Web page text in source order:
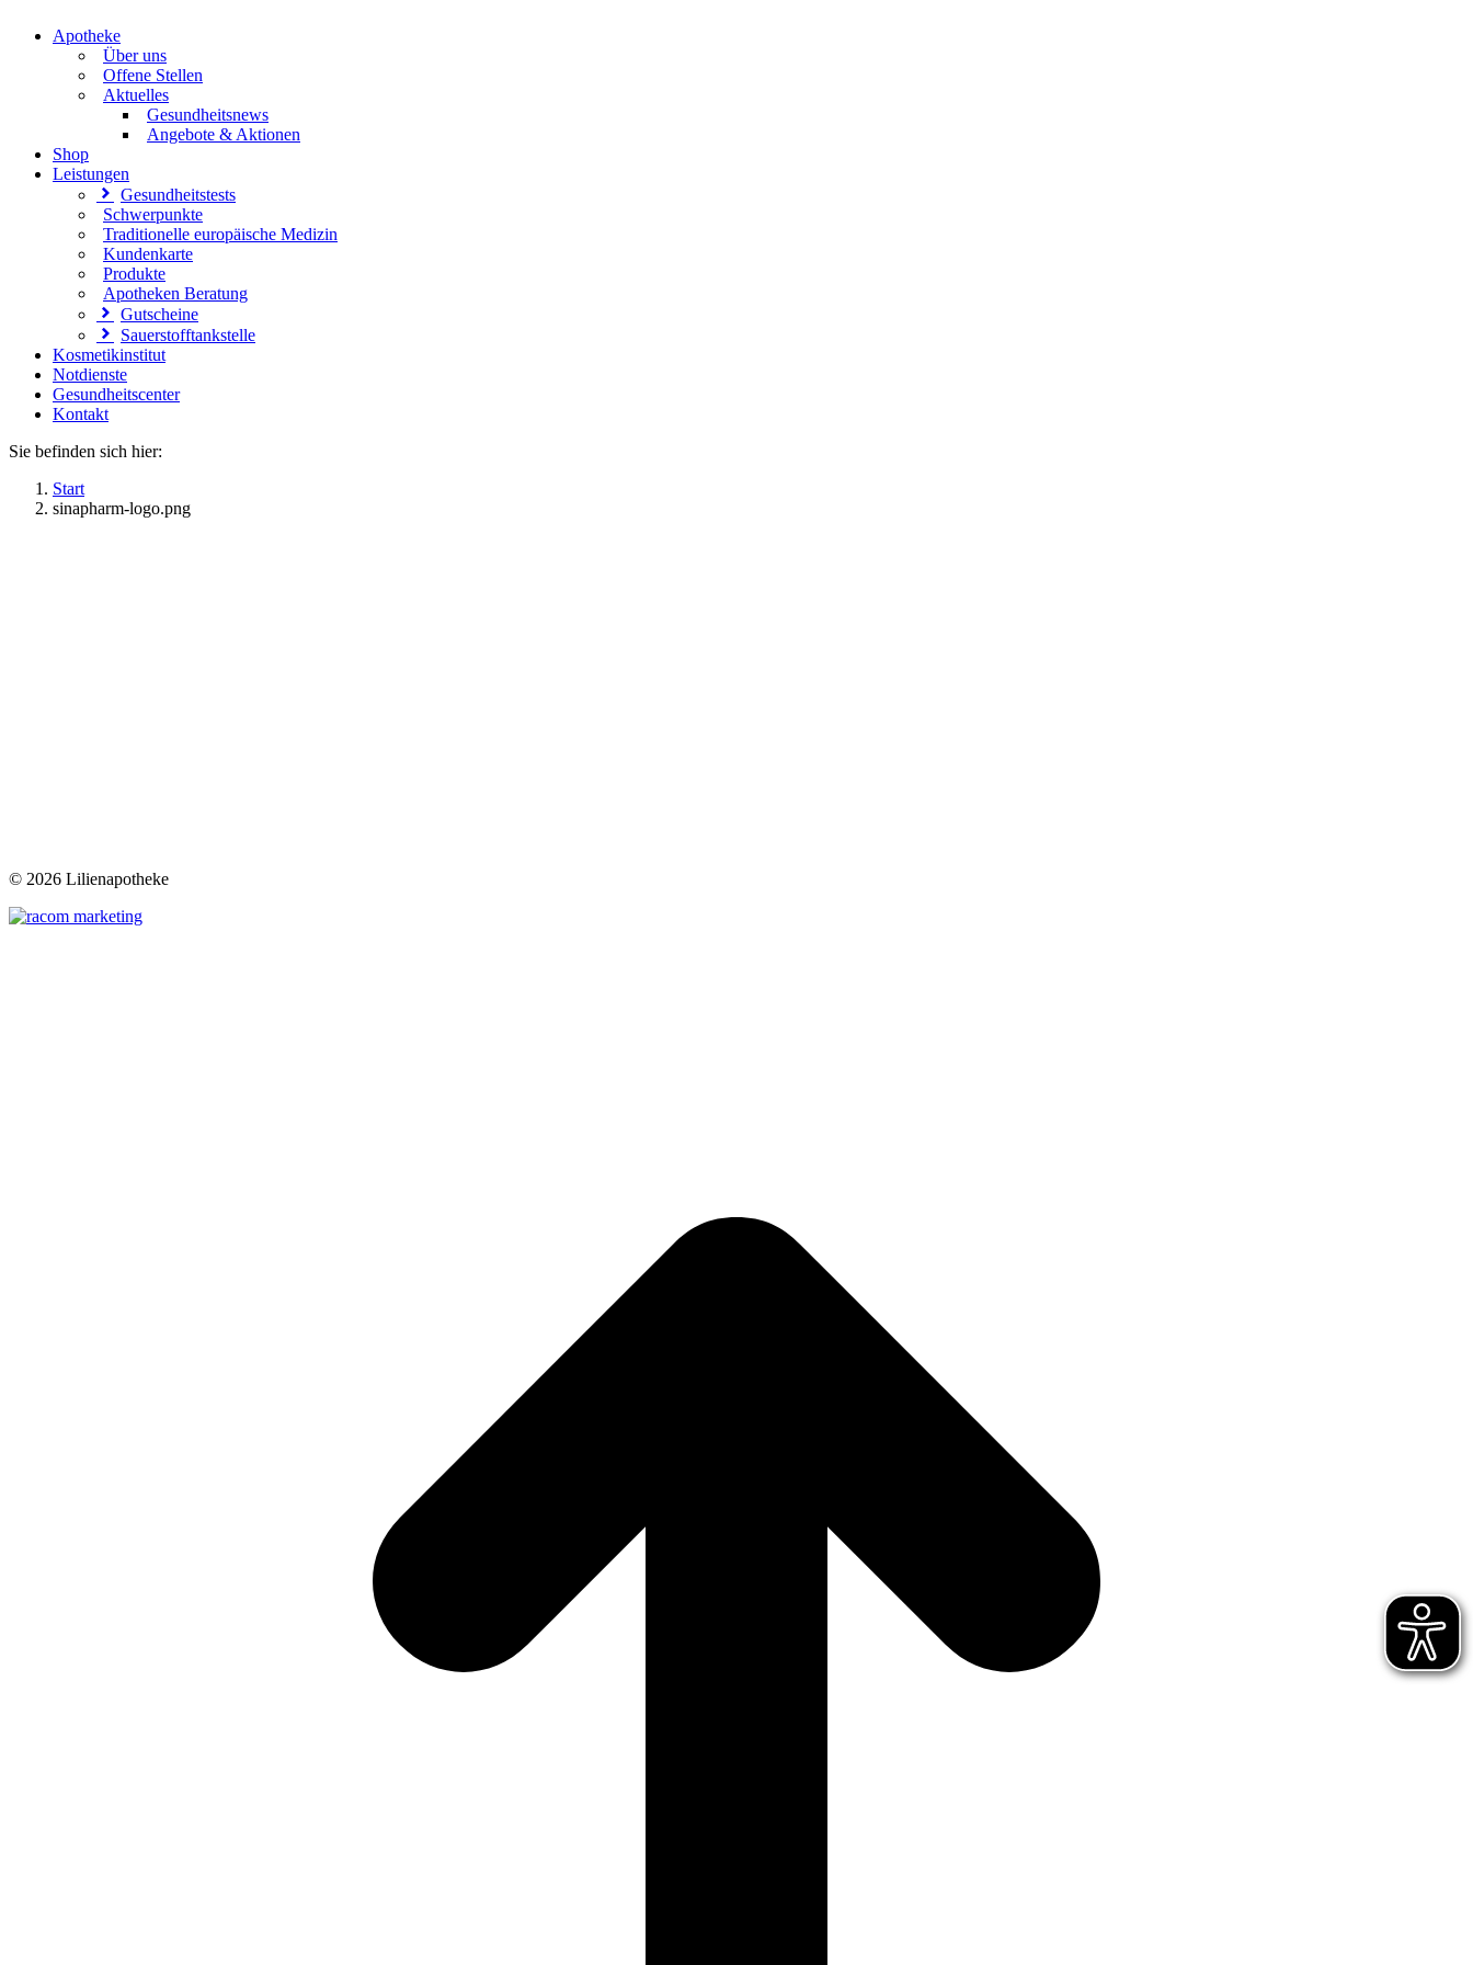
Apotheke
Über uns
Offene Stellen
Aktuelles
Gesundheitsnews
Angebote & Aktionen
Shop
Leistungen
Gesundheitstests
Schwerpunkte
Traditionelle europäische Medizin
Kundenkarte
Produkte
Apotheken Beratung
Gutscheine
Sauerstofftankstelle
Kosmetikinstitut
Notdienste
Gesundheitscenter
Kontakt
Sie befinden sich hier:
Start
sinapharm-logo.png
© 2026 Lilienapotheke